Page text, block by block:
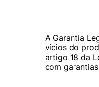
A Garantia
vícios do
artigo 18 da
com